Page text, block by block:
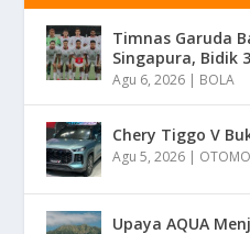
Timnas Garuda
Singapura, Bidik
Agu 6, 2026 | BOLA
Chery Tiggo V
Agu 5, 2026 |
Upaya AQUA